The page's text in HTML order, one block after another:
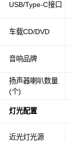
USB/Type-C接口
车载CD/DVD
音响品牌
扬声器喇叭数量
(个)
灯光配置
近光灯光源